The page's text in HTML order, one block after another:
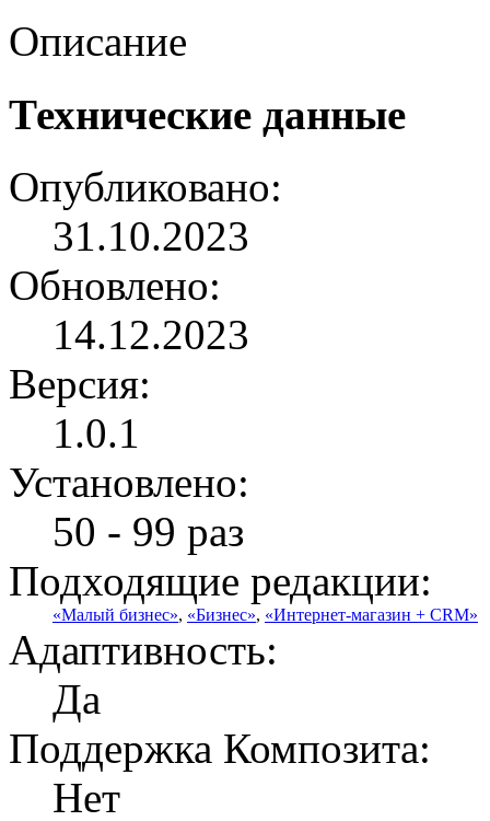
Описание
Технические данные
Опубликовано:
31.10.2023
Обновлено:
14.12.2023
Версия:
1.0.1
Установлено:
50 - 99 раз
Подходящие редакции:
«Малый бизнес», «Бизнес», «Интернет-магазин + CRM»
Адаптивность:
Да
Поддержка Композита:
Нет